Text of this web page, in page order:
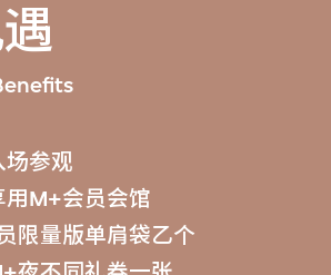
场参观
用M+会员会馆
限量版单肩袋乙个